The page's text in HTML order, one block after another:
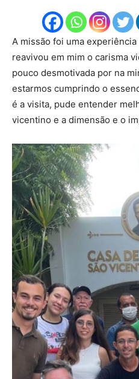
A missão foi uma
reavivou em mim o carisma
pouco desmotivada por na
estarmos cumprindo o
é a visita, pude entender
vicentino e a dimensão e o